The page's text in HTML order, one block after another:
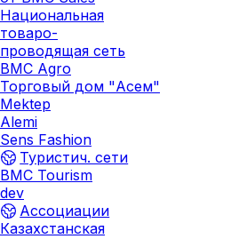
Национальная
товаро-
проводящая сеть
BMC Agro
Торговый дом "Асем"
Mektep
Alemi
Sens Fashion
Туристич. сети
BMC Tourism
dev
Ассоциации
Казахстанская